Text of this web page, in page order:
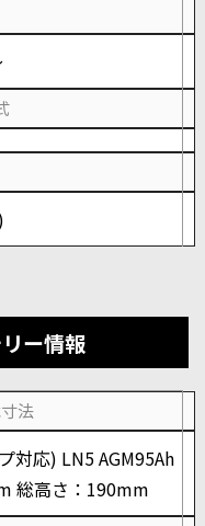
ー情報
法
対応) LN5 AGM95Ah
総高さ：190mm